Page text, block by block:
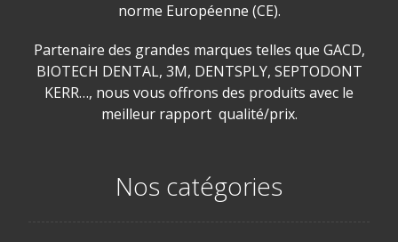
norme Européenne (CE).
Partenaire des grandes marques telles que GACD,
BIOTECH DENTAL, 3M, DENTSPLY, SEPTODONT
KERR…, nous vous offrons des produits avec le
meilleur rapport qualité/prix.
Nos catégories